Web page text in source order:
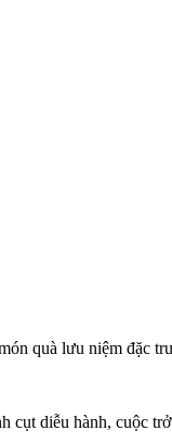
quà lưu niệm đặc
diễu hành, cuộc